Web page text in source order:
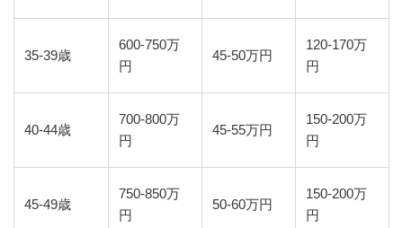
35-39歳
600-750万
円
45-50万円
120-170万
円
40-44歳
700-800万
円
45-55万円
150-200万
円
45-49歳
750-850万
円
50-60万円
150-200万
円